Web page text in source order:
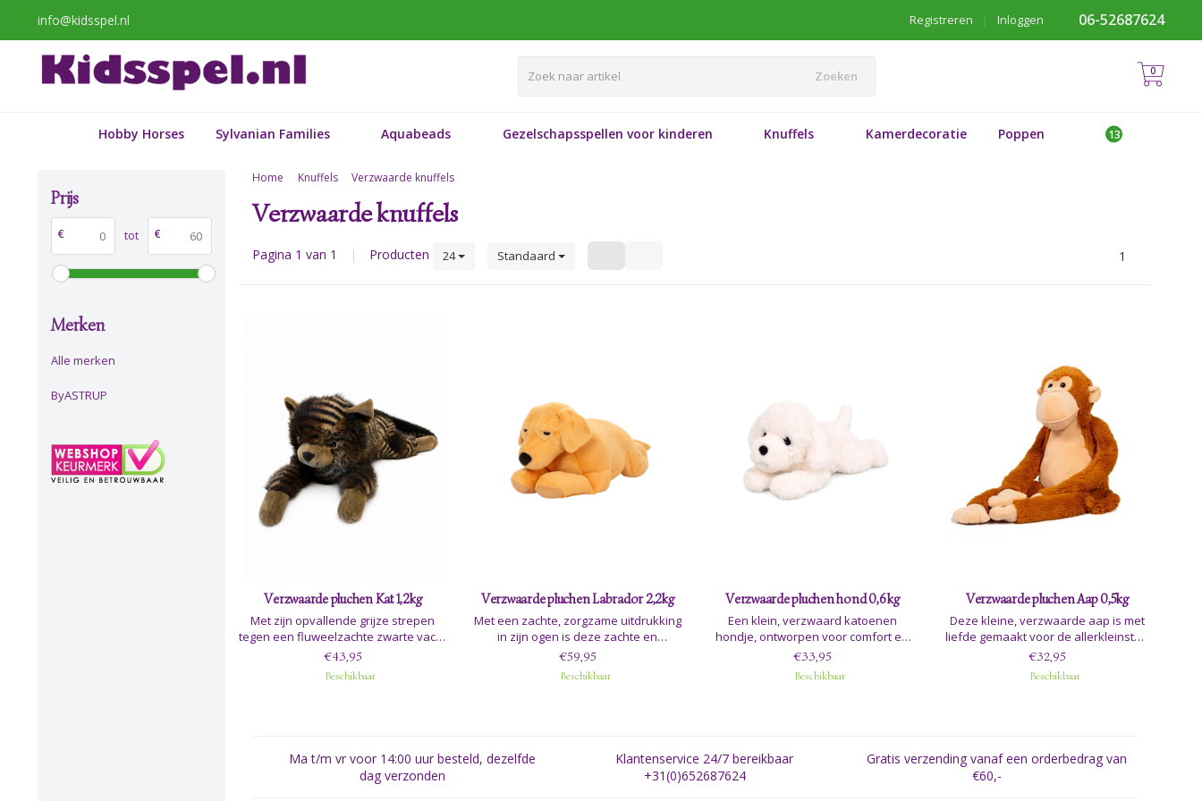
info@kidsspel.nl 06-52687624
Inloggen
|
Registreren
Zoeken 0
Hobby Horses Sylvanian Families Aquabeads Gezelschapsspellen voor kinderen Knuffels Kamerdecoratie Poppen
Prijs
€ tot €
Merken
Alle merken
ByASTRUP
Home Knuffels Verzwaarde knuffels
Verzwaarde knuffels
Pagina 1 van 1 | Producten 24 Standaard 1
Verzwaarde pluchen Kat 1,2kg
Met zijn opvallende grijze strepen
tegen een fluweelzachte zwarte vacht
en levensechte, gedetailleerde
zwarte ogen is deze verzwaarde kat
ontworpen om kinderen comfort en
€43,95
Beschikbaar
Verzwaarde pluchen Labrador 2,2kg
Met een zachte, zorgzame uitdrukking
in zijn ogen is deze zachte en
verzwaarde pluchen hond de
perfecte metgezel voor elk kind dat
behoefte heeft aan troost, rust of een
€59,95
Beschikbaar
Verzwaarde pluchen hond 0,6 kg
Een klein, verzwaard katoenen
hondje, ontworpen voor comfort en
rust. Met een gewicht van 0,6 kg, een
ultrazachte, witte, krullende vacht en
een vriendelijke uitdrukking is het een
€33,95
Beschikbaar
Verzwaarde pluchen Aap 0,5kg
Deze kleine, verzwaarde aap is met
liefde gemaakt voor de allerkleinsten
die extra comfort en verzorging nodig
hebben. Met zijn kleine formaat en
lichte gewicht is hij perfect geschikt
€32,95
Beschikbaar
Ma t/m vr voor 14:00 uur besteld, dezelfde
dag verzonden
Klantenservice 24/7 bereikbaar
+31(0)652687624
Gratis verzending vanaf een orderbedrag van
€60,-